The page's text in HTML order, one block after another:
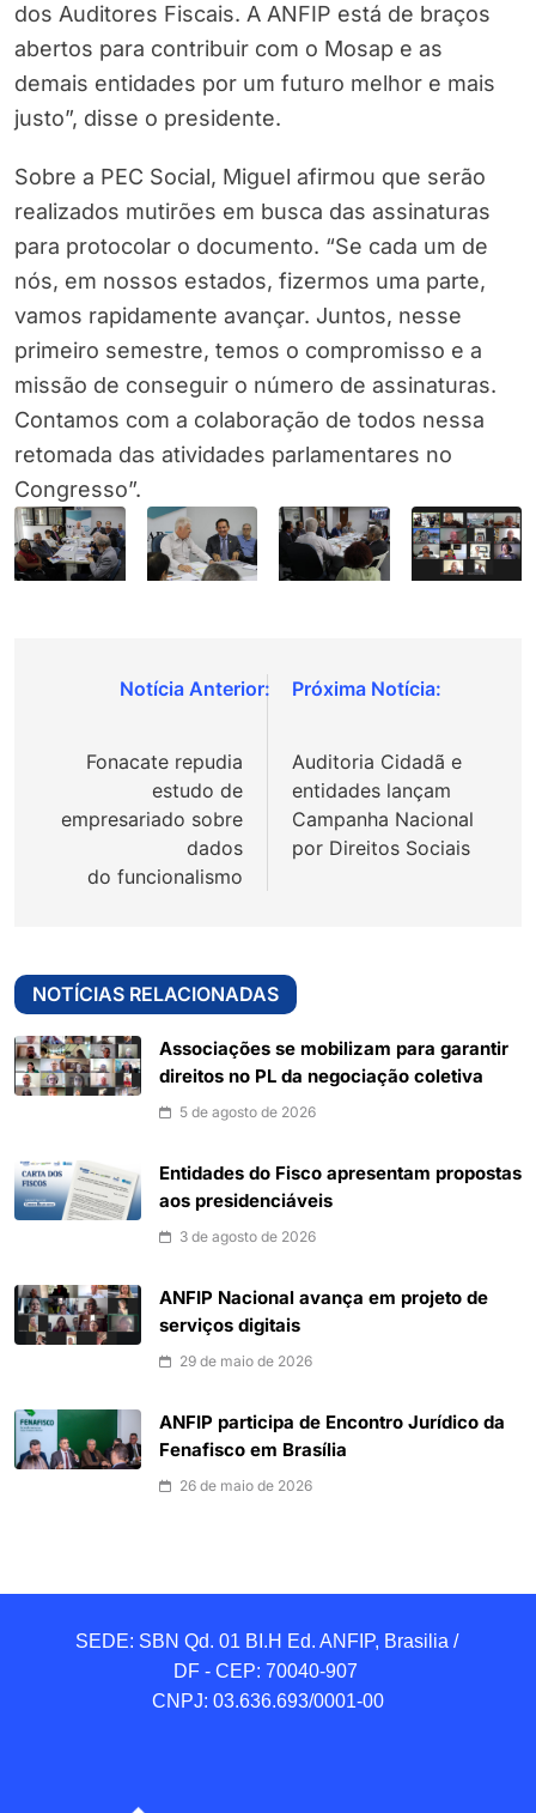
dos Auditores Fiscais. A ANFIP está de braços
abertos para contribuir com o Mosap e as
demais entidades por um futuro melhor e mais
justo”, disse o presidente.
Sobre a PEC Social, Miguel afirmou que serão
realizados mutirões em busca das assinaturas
para protocolar o documento. “Se cada um de
nós, em nossos estados, fizermos uma parte,
vamos rapidamente avançar. Juntos, nesse
primeiro semestre, temos o compromisso e a
missão de conseguir o número de assinaturas.
Contamos com a colaboração de todos nessa
retomada das atividades parlamentares no
Congresso”.
Navegação
Post
Fonacate repudia
estudo de
empresariado sobre
dados
do funcionalismo
Auditoria Cidadã e
entidades lançam
Campanha Nacional
por Direitos Sociais
NOTÍCIAS RELACIONADAS
Associações se mobilizam para garantir
direitos no PL da negociação coletiva
5 de agosto de 2026
Entidades do Fisco apresentam propostas
aos presidenciáveis
3 de agosto de 2026
ANFIP Nacional avança em projeto de
serviços digitais
29 de maio de 2026
ANFIP participa de Encontro Jurídico da
Fenafisco em Brasília
26 de maio de 2026
SEDE: SBN Qd. 01 BI.H Ed. ANFIP, Brasilia /
DF - CEP: 70040-907
CNPJ: 03.636.693/0001-00